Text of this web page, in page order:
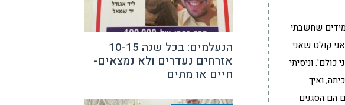
שחשבתי
קולט שאני
וניסיתי
ואיך
הם הסגנים
הנעלמים: בכל שנה 10-15
אזרחים נעדרים ולא נמצאים-
חיים או מתים